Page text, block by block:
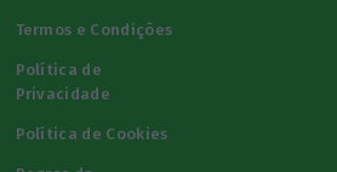
Termos e Condições
Política de
Privacidade
Política de Cookies